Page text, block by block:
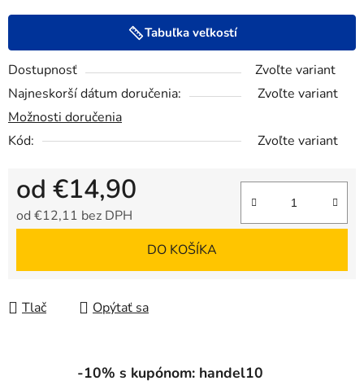
Tabuľka veľkostí
Dostupnosť
Zvoľte variant
Najneskorší dátum doručenia:
Zvoľte variant
Možnosti doručenia
Kód:
Zvoľte variant
od €14,90
od €12,11 bez DPH
DO KOŠÍKA
Tlač Opýtať sa
-10% s kupónom: handel10